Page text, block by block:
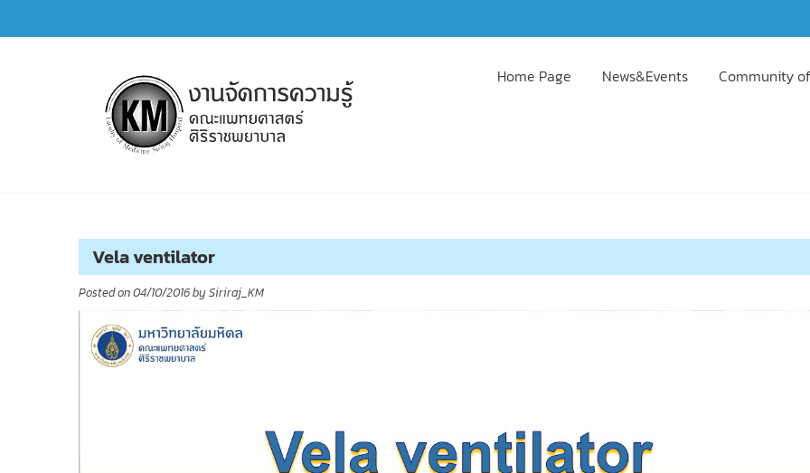
to
Home Page News&Events Community
Vela ventilator
Posted on04/10/2016by Siriraj_KM